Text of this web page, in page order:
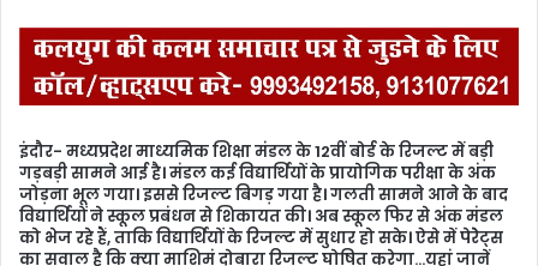
n
d
a
e
m
a
i
इंदौर- मध्यप्रदेश माध्यमिक शिक्षा मंडल के 12वीं बोर्ड के रिजल्ट में बड़ी
गड़बड़ी सामने आई है। मंडल कई विद्यार्थियों के प्रायोगिक परीक्षा के अंक
जोड़ना भूल गया। इससे रिजल्ट बिगड़ गया है। गलती सामने आने के बाद
विद्यार्थियों ने स्कूल प्रबंधन से शिकायत की। अब स्कूल फिर से अंक मंडल
को भेज रहे हैं, ताकि विद्यार्थियों के रिजल्ट में सुधार हो सके। ऐसे में पेरेेट्स
का सवाल है कि क्या माशिमं दोबारा रिजल्ट घोषित करेगा…यहां जानें